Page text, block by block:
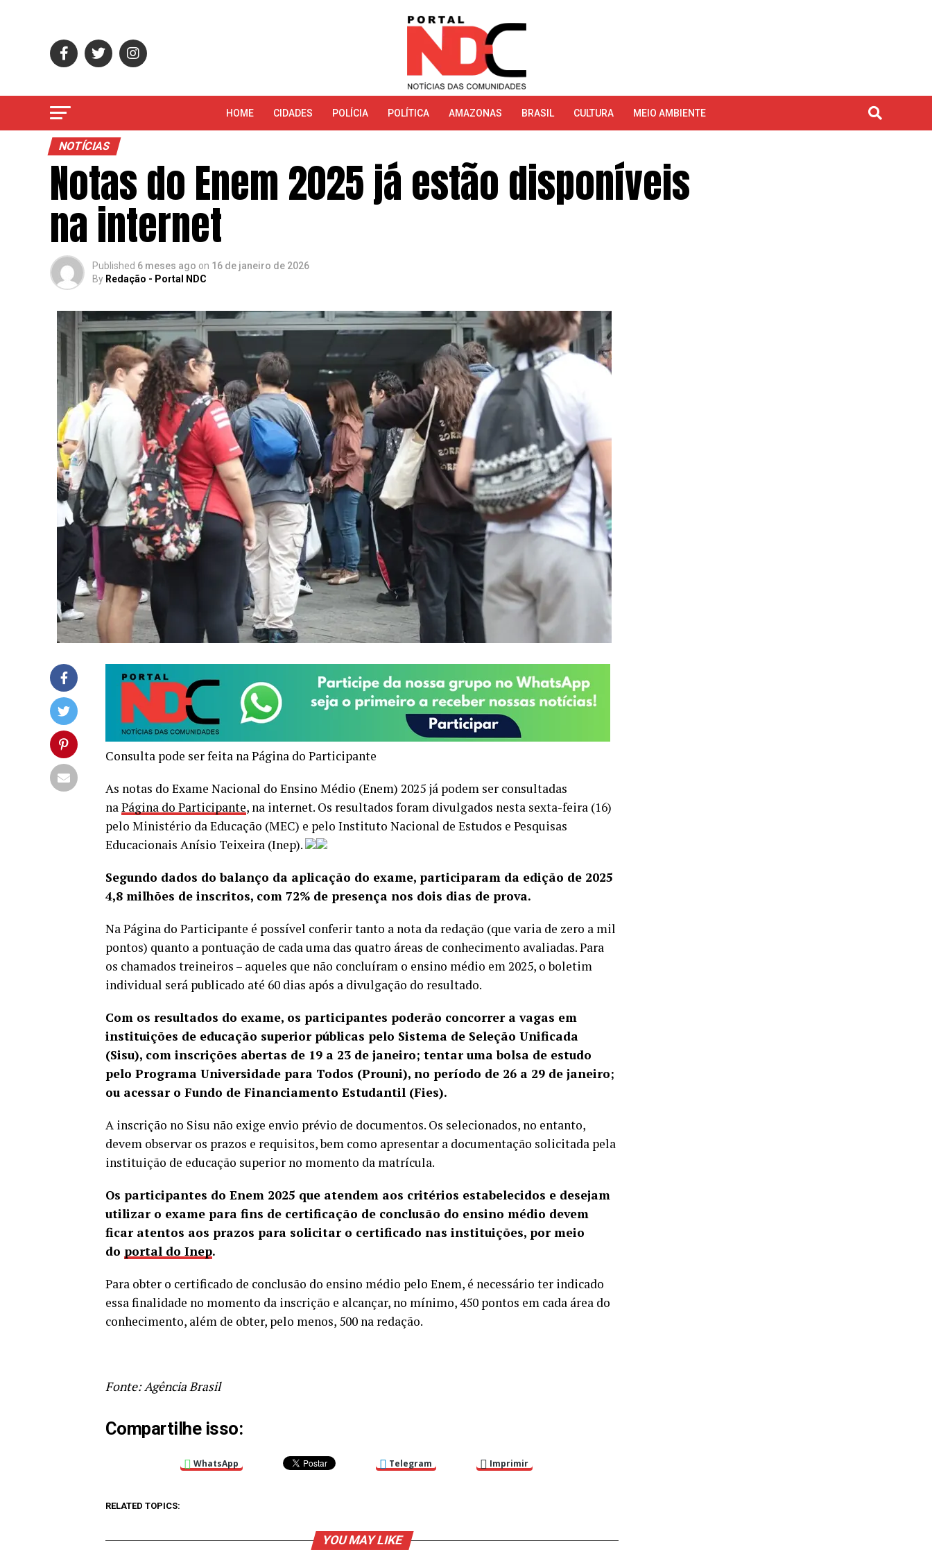
HOME CIDADES POLÍCIA POLÍTICA AMAZONAS BRASIL CULTURA MEIO AMBIENTE
NOTÍCIAS
Notas do Enem 2025 já estão disponíveis
na internet
Published 6 meses ago on 16 de janeiro de 2026
By Redação - Portal NDC
Consulta pode ser feita na Página do Participante
As notas do Exame Nacional do Ensino Médio (Enem) 2025 já podem ser consultadas
naPágina do Participante, na internet. Os resultados foram divulgados nesta sexta-feira (16)
pelo Ministério da Educação (MEC) e pelo Instituto Nacional de Estudos e Pesquisas
Educacionais Anísio Teixeira (Inep).
Segundo dados do balanço da aplicação do exame, participaram da edição de 2025
4,8 milhões de inscritos, com 72% de presença nos dois dias de prova.
Na Página do Participante é possível conferir tanto a nota da redação (que varia de zero a mil
pontos) quanto a pontuação de cada uma das quatro áreas de conhecimento avaliadas. Para
os chamados treineiros – aqueles que não concluíram o ensino médio em 2025, o boletim
individual será publicado até 60 dias após a divulgação do resultado.
Com os resultados do exame, os participantes poderão concorrer a vagas em
instituições de educação superior públicas pelo Sistema de Seleção Unificada
(Sisu), com inscrições abertas de 19 a 23 de janeiro; tentar uma bolsa de estudo
pelo Programa Universidade para Todos (Prouni), no período de 26 a 29 de janeiro;
ou acessar o Fundo de Financiamento Estudantil (Fies).
A inscrição no Sisu não exige envio prévio de documentos. Os selecionados, no entanto,
devem observar os prazos e requisitos, bem como apresentar a documentação solicitada pela
instituição de educação superior no momento da matrícula.
Os participantes do Enem 2025 que atendem aos critérios estabelecidos e desejam
utilizar o exame para fins de certificação de conclusão do ensino médio devem
ficar atentos aos prazos para solicitar o certificado nas instituições, por meio
do portal do Inep.
Para obter o certificado de conclusão do ensino médio pelo Enem, é necessário ter indicado
essa finalidade no momento da inscrição e alcançar, no mínimo, 450 pontos em cada área do
conhecimento, além de obter, pelo menos, 500 na redação.
Fonte: Agência Brasil
Compartilhe isso:
WhatsApp Telegram Imprimir
RELATED TOPICS:
YOU MAY LIKE